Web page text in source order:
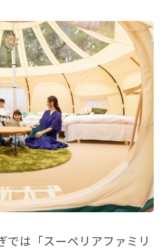
では「スーペリアファミリ